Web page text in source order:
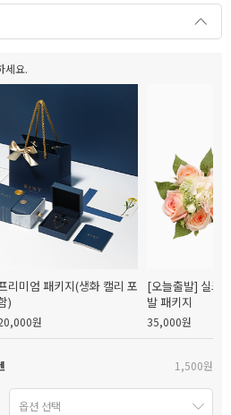
세요.
리미엄 패키지(생화 캘리 포
)
원
[오늘출발] 실크
발 패키지
35,000원
1,500원